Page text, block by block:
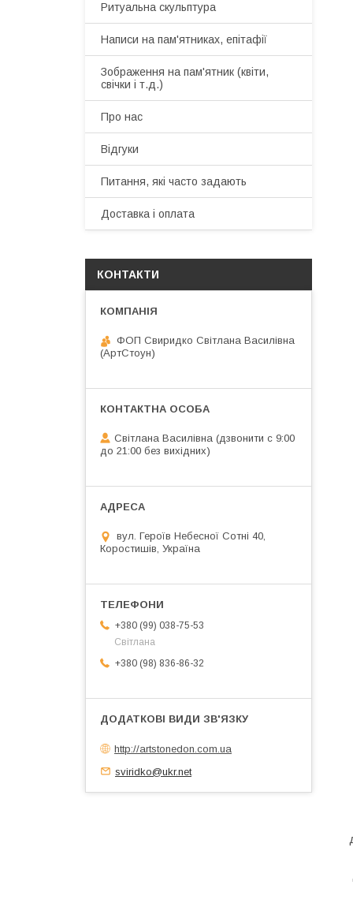
Ритуальна скульптура
Написи на пам'ятниках, епітафії
Зображення на пам'ятник (квіти,
свічки і т.д.)
Про нас
Відгуки
Питання, які часто задають
Доставка і оплата
КОНТАКТИ
ФОП Свиридко Світлана Василівна
(АртСтоун)
Світлана Василівна (дзвонити с 9:00
до 21:00 без вихідних)
вул. Героїв Небесної Сотні 40,
Коростишів, Україна
+380 (99) 038-75-53
Світлана
+380 (98) 836-86-32
http://artstonedon.com.ua
sviridko@ukr.net